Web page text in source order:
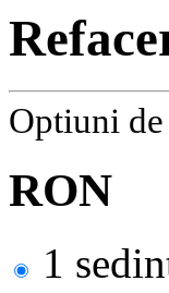
Optiuni
RON
1